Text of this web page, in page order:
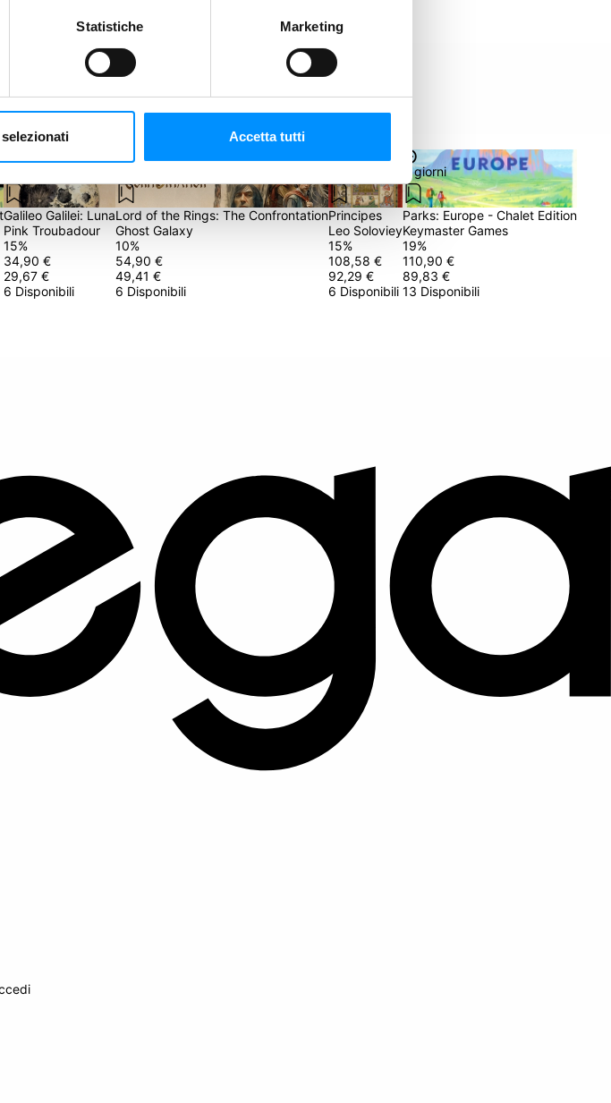
Statistiche Marketing
Accetta tutti
Galileo Galilei: Luna
Pink Troubadour
15%
34,90 €
29,67 €
6 Disponibili
Lord of the Rings: The Confrontation
Ghost Galaxy
10%
54,90 €
49,41 €
6 Disponibili
Principes
Leo Soloviey
15%
108,58 €
92,29 €
6 Disponibili
8 giorni
Parks: Europe - Chalet Edition
Keymaster Games
19%
110,90 €
89,83 €
13 Disponibili